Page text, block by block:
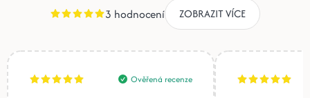
3 hodnocení ZOBRAZIT VÍCE
Ověřená recenze